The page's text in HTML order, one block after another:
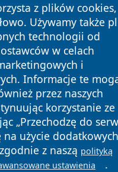
z plików
Używamy także
technologii od
w celach
i
Informacje te
przez naszych
korzystanie ze
„Przechodzę do
na użycie dodatkowych
z naszą polityką
ustawienia .
Wszystkie prawa